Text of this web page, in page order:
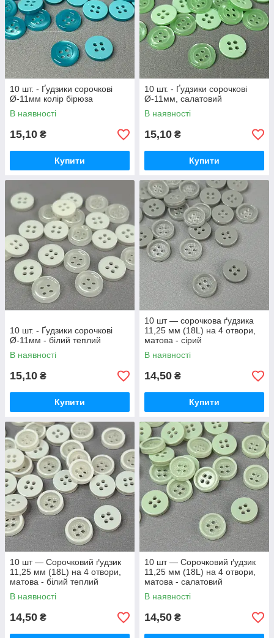
10 шт. - Ґудзики сорочкові
Ø-11мм колір бірюза
В наявності
15,10 ₴
Купити
10 шт. - Ґудзики сорочкові
Ø-11мм, салатовий
В наявності
15,10 ₴
Купити
10 шт. - Ґудзики сорочкові
Ø-11мм - білий теплий
В наявності
15,10 ₴
Купити
10 шт — сорочкова ґудзика
11,25 мм (18L) на 4 отвори,
матова - сірий
В наявності
14,50 ₴
Купити
10 шт — Сорочковий ґудзик
11,25 мм (18L) на 4 отвори,
матова - білий теплий
В наявності
14,50 ₴
10 шт — Сорочковий ґудзик
11,25 мм (18L) на 4 отвори,
матова - салатовий
В наявності
14,50 ₴